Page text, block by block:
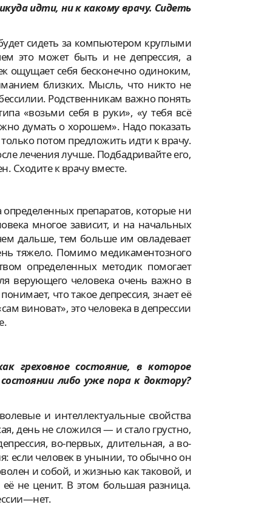
идти, ни к какому врачу. Сидеть
сидеть за компьютером круглыми
это может быть и не депрессия, а
ощущает себя бесконечно одиноким,
близких. Мысль, что никто не
Родственникам важно понять
«возьми себя в руки», «у тебя всё
думать о хорошем». Надо показать
потом предложить идти к врачу.
лечения лучше. Подбадривайте его,
Сходите к врачу вместе.
препаратов, которые ни
многое зависит, и на начальных
дальше, тем больше им овладевает
тяжело. Помимо медикаментозного
определенных методик помогает
верующего человека очень важно в
что такое депрессия, знает её
виноват», это человека в депрессии
греховное состояние, в которое
либо уже пора к доктору?
и интеллектуальные свойства
день не сложился — и стало грустно,
во-первых, длительная, а во-
если человек в унынии, то обычно он
и собой, и жизнью как таковой, и
не ценит. В этом большая разница.